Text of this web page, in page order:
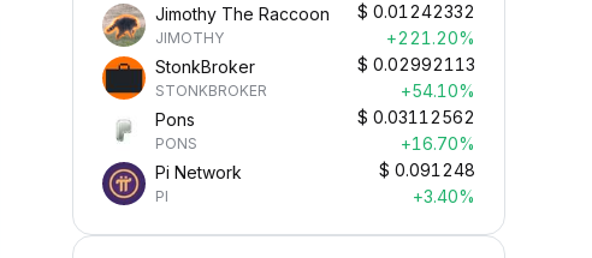
Jimothy The Raccoon
JIMOTHY
$ 0.01242332
+221.20%
StonkBroker
STONKBROKER
$ 0.02992113
+54.10%
Pons
PONS
$ 0.03112562
+16.70%
Pi Network
PI
$ 0.091248
+3.40%